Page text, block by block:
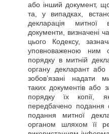
або інший документ, що
та, у випадках,
декларація митної
документи, визначені
цього Кодексу,
уповноваженою ним
порядку в митній
органу декларант
зобов’язані надати
таких документів або
порядку їх копії,
передбачено подання
подання митної
органом шляхом її